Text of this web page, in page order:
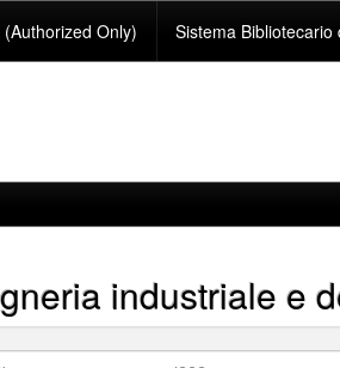
Only) Sistema Bibliotecario
industriale e